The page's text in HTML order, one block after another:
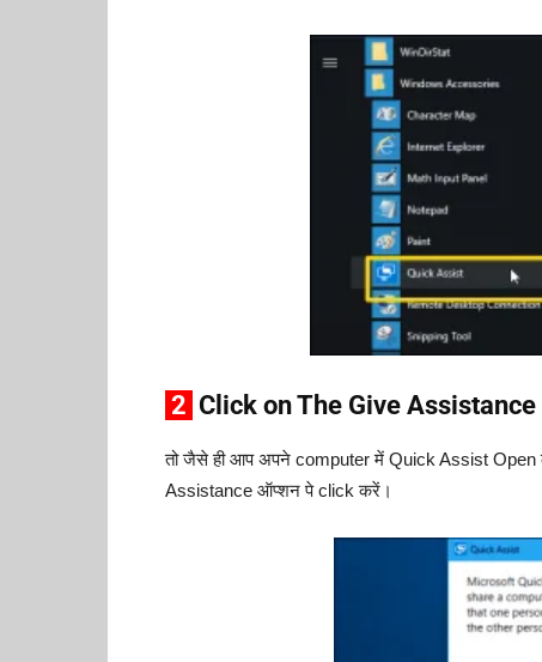
2 Click on The Give Assistance
तो जैसे ही आप अपने computer में Quick Assist Open
Assistance ऑप्शन पे click करें।